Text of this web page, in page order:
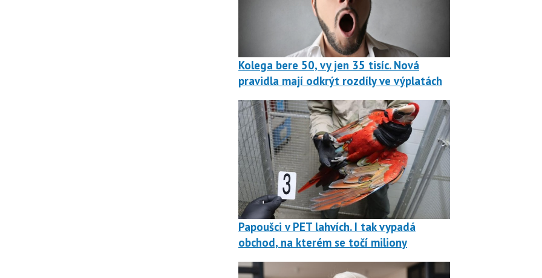
Kolega bere 50, vy jen 35 tisíc. Nová
pravidla mají odkrýt rozdíly ve výplatách
Papoušci v PET lahvích. I tak vypadá
obchod, na kterém se točí miliony